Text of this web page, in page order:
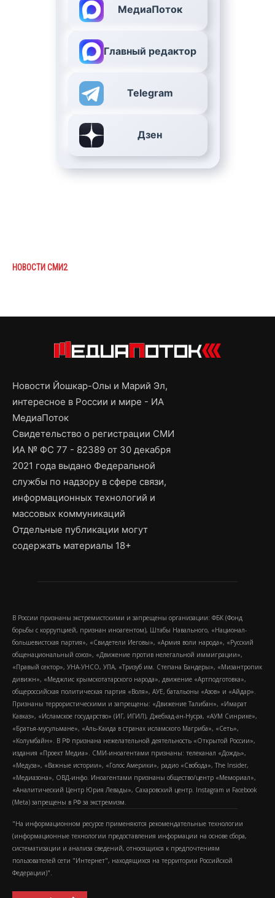
МедиаПоток
Главный редактор
Telegram
Дзен
НОВОСТИ СМИ2
Новости Йошкар-Олы и Марий Эл,
интересное в России и мире - ИА
МедиаПоток
Свидетельство о регистрации СМИ
ИА № ФС 77 - 82389 от 30 декабря
2021 года выдано Федеральной
службы по надзору в сфере связи,
информационных технологий и
массовых коммуникаций
Отдельные публикации могут
содержать материалы 18+
В России признаны экстремистскими и запрещены организации: ФБК (Фонд
борьбы с коррупцией, признан иноагентом), Штабы Навального, «Национал-
большевистская партия», «Свидетели Иеговы», «Армия воли народа», «Русский
общенациональный союз», «Движение против нелегальной иммиграции»,
«Правый сектор», УНА-УНСО, УПА, «Тризуб им. Степана Бандеры», «Мизантропик
дивижн», «Меджлис крымскотатарского народа», движение «Артподготовка»,
общероссийская политическая партия «Воля», АУЕ, батальоны «Азов» и «Айдар».
Признаны террористическими и запрещены: «Движение Талибан», «Имарат
Кавказ», «Исламское государство» (ИГ, ИГИЛ), Джебхад-ан-Нусра, «АУМ Синрике»,
«Братья-мусульмане», «Аль-Каида в странах исламского Магриба», «Сеть»,
«Колумбайн». В РФ признана нежелательной деятельность «Открытой России»,
издания «Проект Медиа». СМИ-иноагентами признаны: телеканал «Дождь»,
«Медуза», «Важные истории», «Голос Америки», радио «Свобода», The Insider,
«Медиазона», ОВД-инфо. Иноагентами признаны общество/центр «Мемориал»,
«Аналитический Центр Юрия Левады», Сахаровский центр. Instagram и Facebook
(Metа) запрещены в РФ за экстремизм.
"На информационном ресурсе применяются рекомендательные технологии
(информационные технологии предоставления информации на основе сбора,
систематизации и анализа сведений, относящихся к предпочтениям
пользователей сети "Интернет", находящихся на территории Российской
Федерации)".